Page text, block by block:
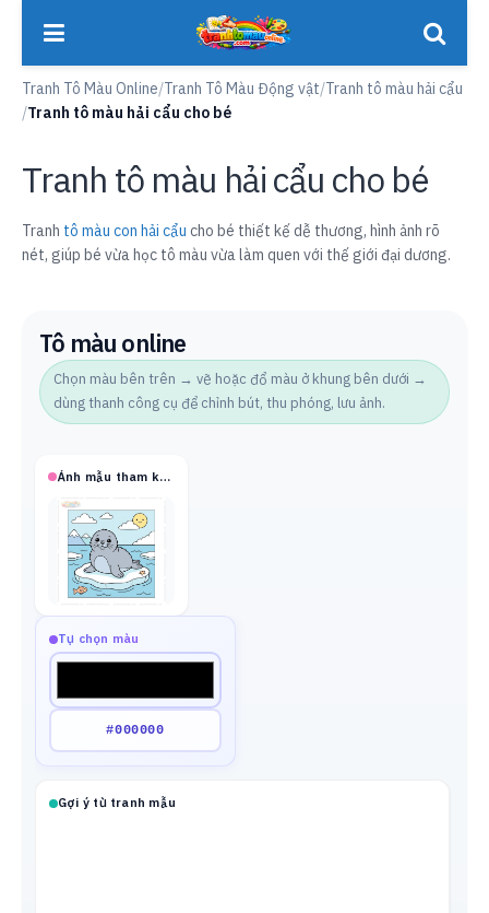
Tranh Tô Màu Online/Tranh Tô Màu Động vật/Tranh tô màu hải cẩu
/Tranh tô màu hải cẩu cho bé
Tranh tô màu hải cẩu cho bé
Tranh tô màu con hải cẩu cho bé thiết kế dễ thương, hình ảnh rõ
nét, giúp bé vừa học tô màu vừa làm quen với thế giới đại dương.
Tô màu online
Chọn màu bên trên → vẽ hoặc đổ màu ở khung bên dưới →
dùng thanh công cụ để chỉnh bút, thu phóng, lưu ảnh.
Ảnh mẫu tham khảo
Tự chọn màu
Gợi ý từ tranh mẫu